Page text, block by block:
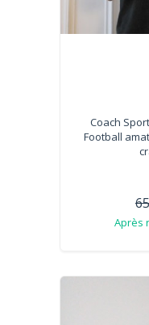
Coach
Football
Après